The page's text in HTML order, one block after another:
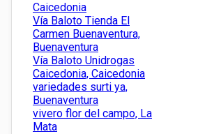
Caicedonia
Vía Baloto Tienda El
Carmen Buenaventura,
Buenaventura
Vía Baloto Unidrogas
Caicedonia, Caicedonia
variedades surti ya,
Buenaventura
vivero flor del campo, La
Mata